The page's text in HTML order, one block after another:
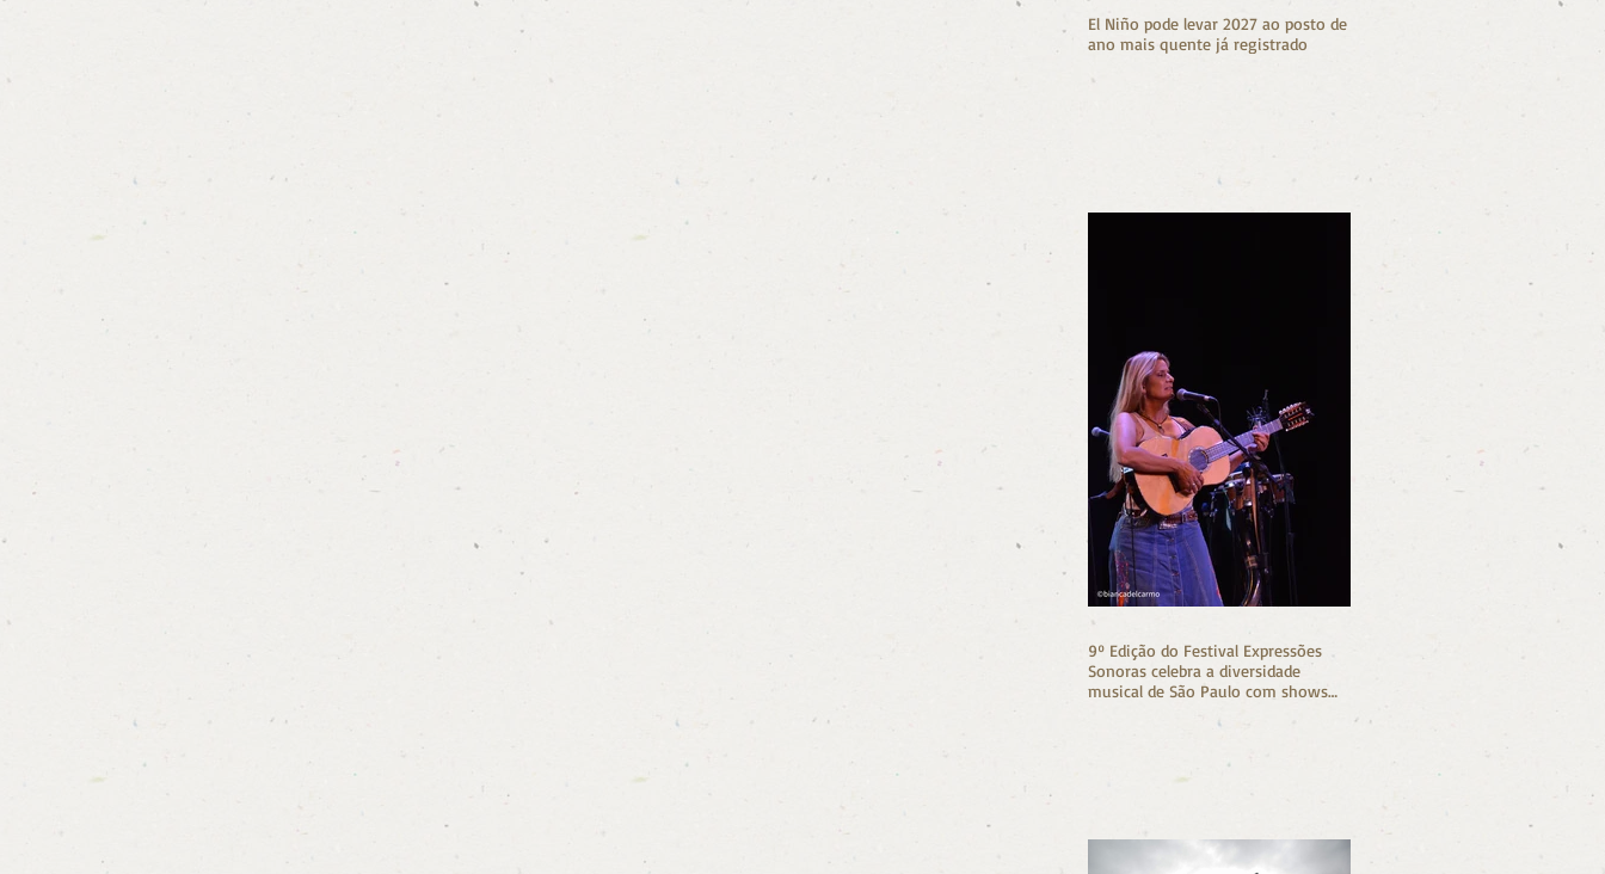
El Niño pode levar 2027 ao posto de
ano mais quente já registrado
9º Edição do Festival Expressões
Sonoras celebra a diversidade
musical de São Paulo com shows